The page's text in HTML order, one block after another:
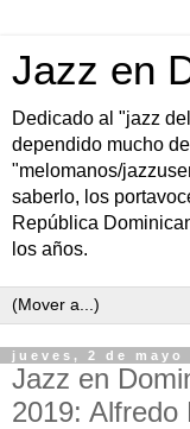
Jazz en
Dedicado al "jazz
dependido mucho
"melomanos/
saberlo, los
República
los años.
jueves, 2 de mayo
Jazz en
2019: Alfredo